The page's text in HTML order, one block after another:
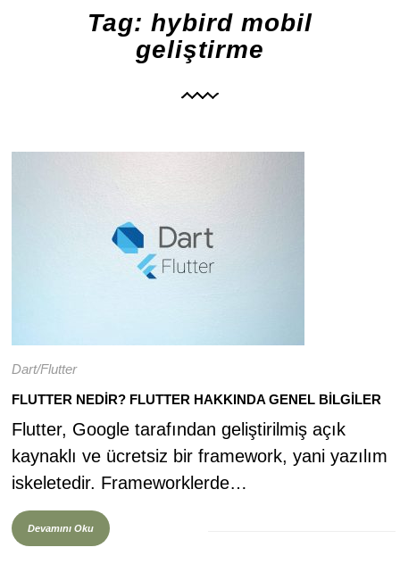
Tag: hybird mobil
geliştirme
Dart/Flutter
FLUTTER NEDİR? FLUTTER HAKKINDA GENEL BİLGİLER
Flutter, Google tarafından geliştirilmiş açık
kaynaklı ve ücretsiz bir framework, yani yazılım
iskeletedir. Frameworklerde…
Devamını Oku